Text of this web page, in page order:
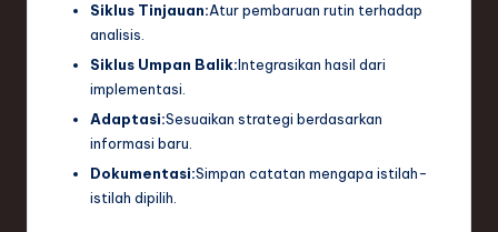
Siklus Tinjauan:Atur pembaruan rutin terhadap
analisis.
Siklus Umpan Balik:Integrasikan hasil dari
implementasi.
Adaptasi:Sesuaikan strategi berdasarkan
informasi baru.
Dokumentasi:Simpan catatan mengapa istilah-
istilah dipilih.